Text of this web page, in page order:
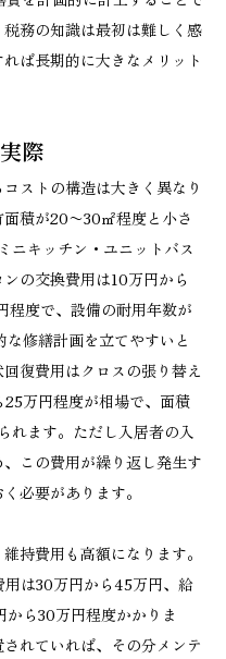
務の知識は最初は難しく感
ば長期的に大きなメリット
際
ストの構造は大きく異なり
積が20〜30㎡程度と小さ
ニキッチン・ユニットバス
の交換費用は10万円から
程度で、設備の耐用年数が
修繕計画を立てやすいと
復費用はクロスの張り替え
万円程度が相場で、面積
れます。ただし入居者の入
この費用が繰り返し発生す
必要があります。
持費用も高額になります。
は30万円から45万円、給
ら30万円程度かかりま
れていれば、その分メンテ